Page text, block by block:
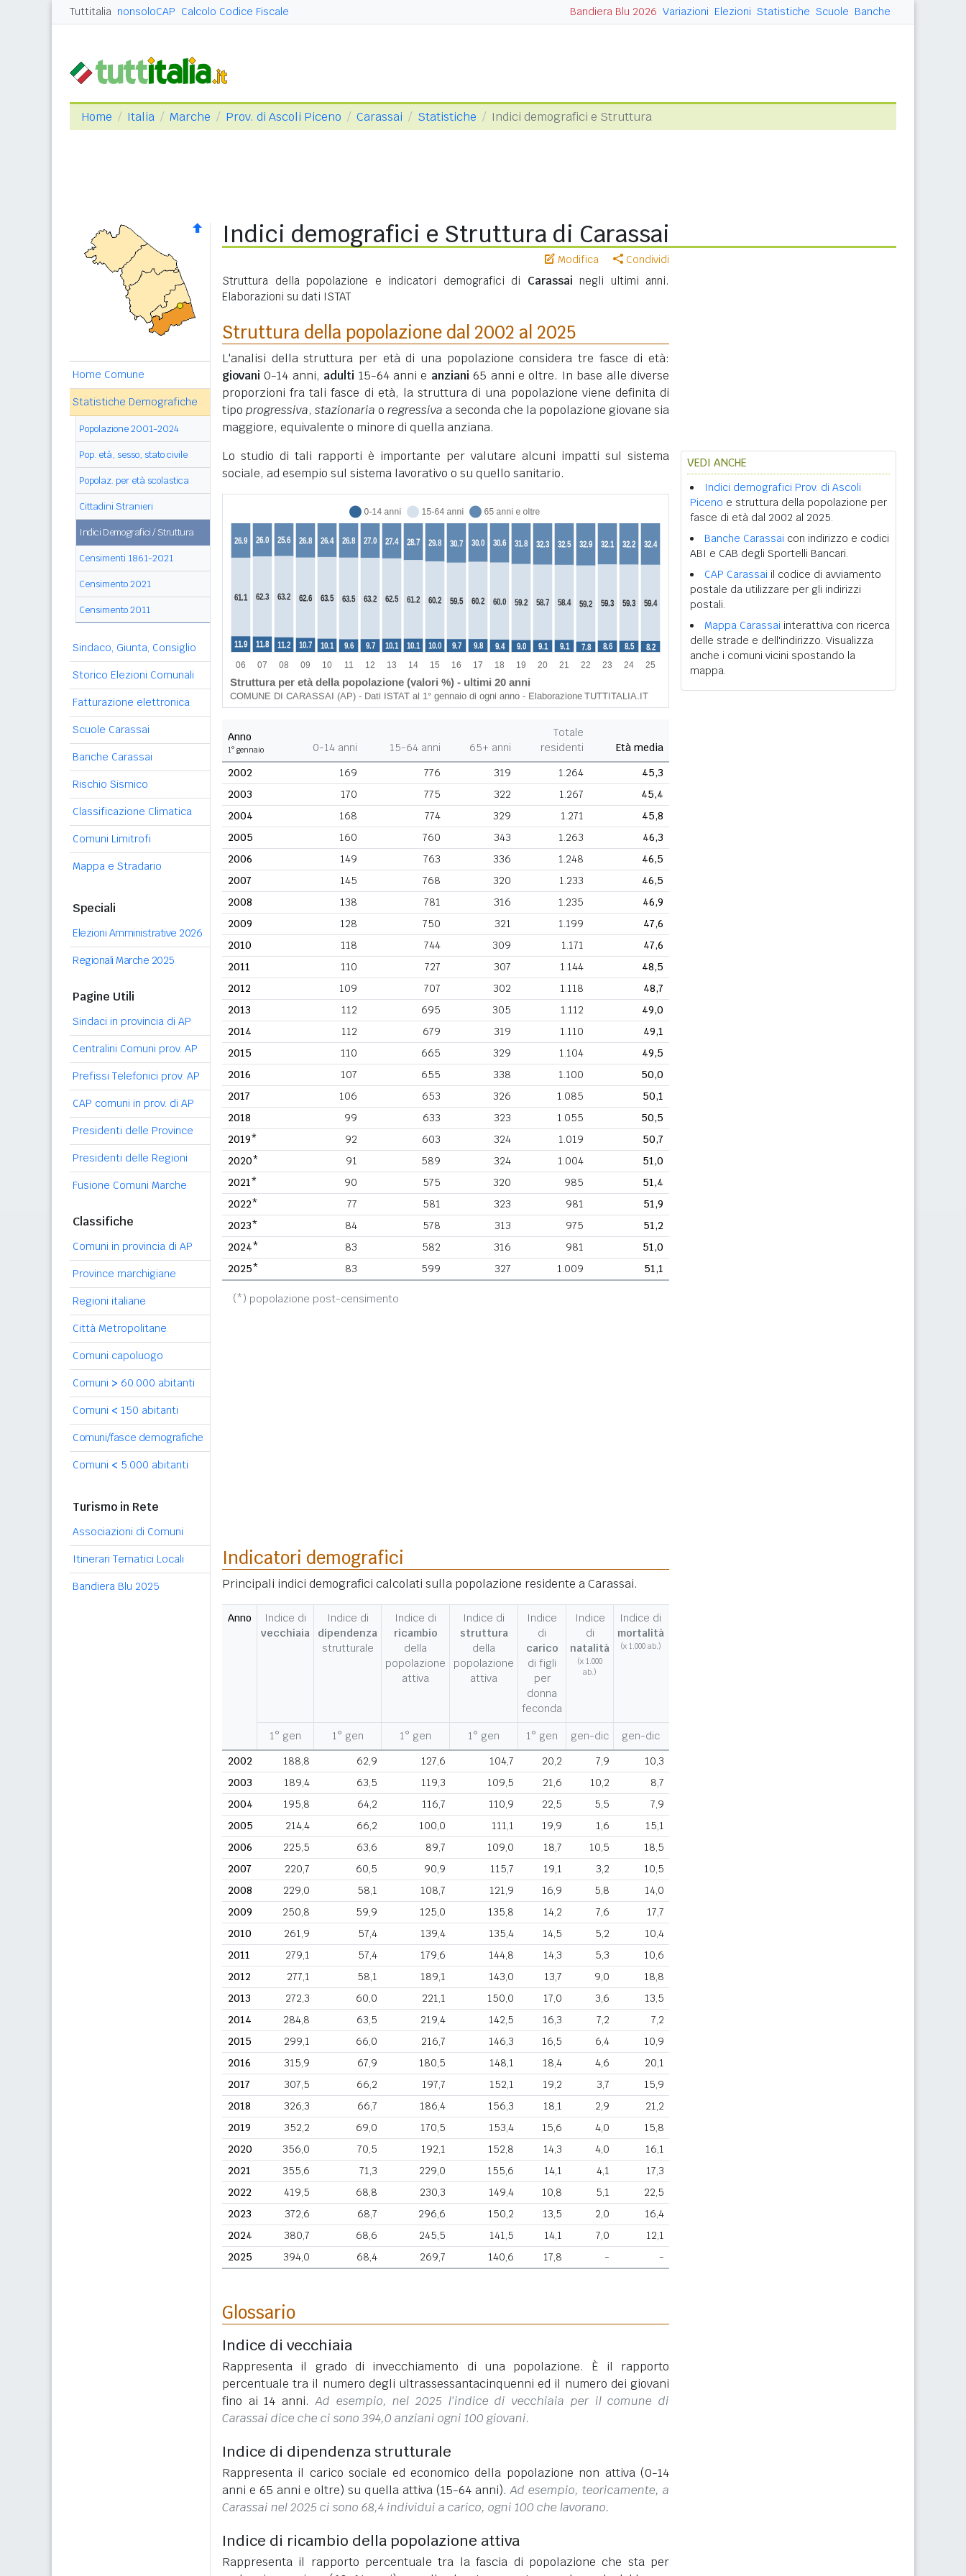
Tuttitalia nonsoloCAP Calcolo Codice Fiscale Bandiera Blu 2026 Variazioni Elezioni Statistiche Scuole Banche
Home Italia Marche Prov. di Ascoli Piceno Carassai Statistiche Indici demografici e Struttura
Home Comune
Statistiche Demografiche
Popolazione 2001-2024
Pop. età, sesso, stato civile
Popolaz. per età scolastica
Cittadini Stranieri
Indici Demografici / Struttura
Censimenti 1861-2021
Censimento 2021
Censimento 2011
Sindaco, Giunta, Consiglio
Storico Elezioni Comunali
Fatturazione elettronica
Scuole Carassai
Banche Carassai
Rischio Sismico
Classificazione Climatica
Comuni Limitrofi
Mappa e Stradario
Speciali
Elezioni Amministrative 2026
Regionali Marche 2025
Pagine Utili
Sindaci in provincia di AP
Centralini Comuni prov. AP
Prefissi Telefonici prov. AP
CAP comuni in prov. di AP
Presidenti delle Province
Presidenti delle Regioni
Fusione Comuni Marche
Classifiche
Comuni in provincia di AP
Province marchigiane
Regioni italiane
Città Metropolitane
Comuni capoluogo
Comuni > 60.000 abitanti
Comuni < 150 abitanti
Comuni/fasce demografiche
Comuni < 5.000 abitanti
Turismo in Rete
Associazioni di Comuni
Itinerari Tematici Locali
Bandiera Blu 2025
Indici demografici e Struttura di Carassai
Modifica Condividi
Struttura della popolazione e indicatori demografici di Carassai negli ultimi anni.
Elaborazioni su dati ISTAT
Struttura della popolazione dal 2002 al 2025
L'analisi della struttura per età di una popolazione considera tre fasce di età:
giovani 0-14 anni, adulti 15-64 anni e anziani 65 anni e oltre. In base alle diverse
proporzioni fra tali fasce di età, la struttura di una popolazione viene definita di
tipo progressiva, stazionaria o regressiva a seconda che la popolazione giovane sia
maggiore, equivalente o minore di quella anziana.
Lo studio di tali rapporti è importante per valutare alcuni impatti sul sistema
sociale, ad esempio sul sistema lavorativo o su quello sanitario.
Anno
1° gennaio 0-14 anni 15-64 anni 65+ anni
Totale
residenti
Età media
2002
169 776 319 1.264
45,3
2003
170 775 322 1.267
45,4
2004
168 774 329 1.271
45,8
2005
160 760 343 1.263
46,3
2006
149 763 336 1.248
46,5
2007
145 768 320 1.233
46,5
2008
138 781 316 1.235
46,9
2009
128 750 321 1.199
47,6
2010
118 744 309 1.171
47,6
2011
110 727 307 1.144
48,5
2012
109 707 302 1.118
48,7
2013
112 695 305 1.112
49,0
2014
112 679 319 1.110
49,1
2015
110 665 329 1.104
49,5
2016
107 655 338 1.100
50,0
2017
106 653 326 1.085
50,1
2018
99 633 323 1.055
50,5
2019*
92 603 324 1.019
50,7
2020*
91 589 324 1.004
51,0
2021*
90 575 320 985
51,4
2022*
77 581 323 981
51,9
2023*
84 578 313 975
51,2
2024*
83 582 316 981
51,0
2025*
83 599 327 1.009 51,1
(*) popolazione post-censimento
Indicatori demografici
Principali indici demografici calcolati sulla popolazione residente a Carassai.
Anno
Indice di
vecchiaia
Indice di
dipendenza
strutturale
Indice di
ricambio
della
popolazione
attiva
Indice di
struttura
della
popolazione
attiva
Indice
di
carico
di figli
per
donna
feconda
Indice
di
natalità
(x 1.000
ab.)
Indice di
mortalità
(x 1.000 ab.)
1° gen 1° gen 1° gen 1° gen 1° gen gen-dic
gen-dic
2002
188,8 62,9 127,6 104,7 20,2 7,9
10,3
2003
189,4 63,5 119,3 109,5 21,6 10,2
8,7
2004
195,8 64,2 116,7 110,9 22,5 5,5
7,9
2005
214,4 66,2 100,0 111,1 19,9 1,6
15,1
2006
225,5 63,6 89,7 109,0 18,7 10,5
18,5
2007
220,7 60,5 90,9 115,7 19,1 3,2
10,5
2008
229,0 58,1 108,7 121,9 16,9 5,8
14,0
2009
250,8 59,9 125,0 135,8 14,2 7,6
17,7
2010
261,9 57,4 139,4 135,4 14,5 5,2
10,4
2011
279,1 57,4 179,6 144,8 14,3 5,3
10,6
2012
277,1 58,1 189,1 143,0 13,7 9,0
18,8
2013
272,3 60,0 221,1 150,0 17,0 3,6
13,5
2014
284,8 63,5 219,4 142,5 16,3 7,2
7,2
2015
299,1 66,0 216,7 146,3 16,5 6,4
10,9
2016
315,9 67,9 180,5 148,1 18,4 4,6
20,1
2017
307,5 66,2 197,7 152,1 19,2 3,7
15,9
2018
326,3 66,7 186,4 156,3 18,1 2,9
21,2
2019
352,2 69,0 170,5 153,4 15,6 4,0
15,8
2020
356,0 70,5 192,1 152,8 14,3 4,0
16,1
2021
355,6 71,3 229,0 155,6 14,1 4,1
17,3
2022
419,5 68,8 230,3 149,4 10,8 5,1
22,5
2023
372,6 68,7 296,6 150,2 13,5 2,0
16,4
2024
380,7 68,6 245,5 141,5 14,1 7,0
12,1
2025
394,0 68,4 269,7 140,6 17,8 - -
Glossario
Indice di vecchiaia
Rappresenta il grado di invecchiamento di una popolazione. È il rapporto
percentuale tra il numero degli ultrassessantacinquenni ed il numero dei giovani
fino ai 14 anni.Ad esempio, nel 2025 l'indice di vecchiaia per il comune di
Carassai dice che ci sono 394,0 anziani ogni 100 giovani.
Indice di dipendenza strutturale
Rappresenta il carico sociale ed economico della popolazione non attiva (0-14
anni e 65 anni e oltre) su quella attiva (15-64 anni).Ad esempio, teoricamente, a
Carassai nel 2025 ci sono 68,4 individui a carico, ogni 100 che lavorano.
Indice di ricambio della popolazione attiva
Rappresenta il rapporto percentuale tra la fascia di popolazione che sta per
VEDI ANCHE
Indici demografici Prov. di Ascoli
Piceno e struttura della popolazione per
fasce di età dal 2002 al 2025.
Banche Carassai con indirizzo e codici
ABI e CAB degli Sportelli Bancari.
CAP Carassai il codice di avviamento
postale da utilizzare per gli indirizzi
postali.
Mappa Carassai interattiva con ricerca
delle strade e dell'indirizzo. Visualizza
anche i comuni vicini spostando la
mappa.